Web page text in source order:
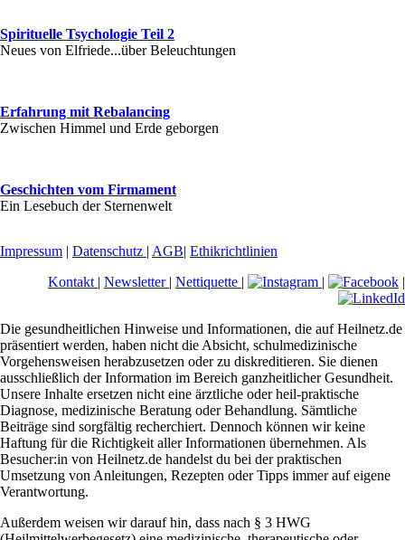
Spirituelle Tsychologie Teil 2
Neues von Elfriede...über Beleuchtungen
Erfahrung mit Rebalancing
Zwischen Himmel und Erde geborgen
Geschichten vom Firmament
Ein Lesebuch der Sternenwelt
Impressum | Datenschutz | AGB| Ethikrichtlinien
Kontakt | Newsletter | Nettiquette | | |
Die gesundheitlichen Hinweise und Informationen, die auf Heilnetz.de
präsentiert werden, haben nicht die Absicht, schulmedizinische
Vorgehensweisen herabzusetzen oder zu diskreditieren. Sie dienen
ausschließlich der Information im Bereich ganzheitlicher Gesundheit.
Unsere Inhalte ersetzen nicht eine ärztliche oder heil-praktische
Diagnose, medizinische Beratung oder Behandlung. Sämtliche
Beiträge sind sorgfältig recherchiert. Dennoch können wir keine
Haftung für die Richtigkeit aller Informationen übernehmen. Als
Besucher:in von Heilnetz.de handelst du bei der praktischen
Umsetzung von Anleitungen, Rezepten oder Tipps immer auf eigene
Verantwortung.
Außerdem weisen wir darauf hin, dass nach § 3 HWG